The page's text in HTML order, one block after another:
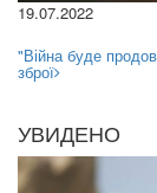
19.07.2022
"Війна буде
зброї
УВИДЕНО